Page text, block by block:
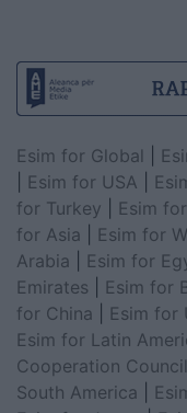
Esim for Global
Esim for USA
for Turkey
Esim
for Asia
Esim for
Arabia
Esim for
Emirates
Esim for
for China
Esim for
Esim for Latin
Cooperation Council
South America